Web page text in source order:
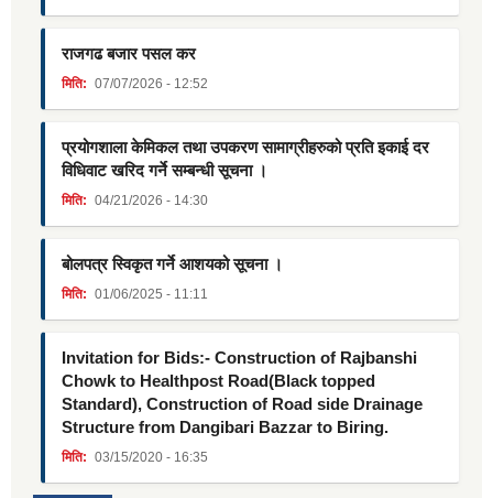
राजगढ बजार पसल कर
मिति: 07/07/2026 - 12:52
प्रयोगशाला केमिकल तथा उपकरण सामाग्रीहरुको प्रति इकाई दर
विधिवाट खरिद गर्ने सम्बन्धी सूचना ।
मिति: 04/21/2026 - 14:30
बोलपत्र स्विकृत गर्ने आशयको सूचना ।
मिति: 01/06/2025 - 11:11
Invitation for Bids:- Construction of Rajbanshi
Chowk to Healthpost Road(Black topped
Standard), Construction of Road side Drainage
Structure from Dangibari Bazzar to Biring.
मिति: 03/15/2020 - 16:35